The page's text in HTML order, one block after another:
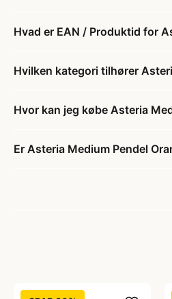
Hvad er EAN / Produktid for
Hvilken kategori tilhører
Hvor kan jeg købe Asteria
Er Asteria Medium Pendel